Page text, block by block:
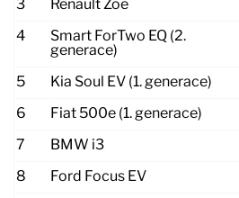
3 Renault Zoe
4
Smart ForTwo EQ (2.
generace)
5 Kia Soul EV (1. generace)
6
Fiat 500e (1. generace)
7
BMW i3
8
Ford Focus EV